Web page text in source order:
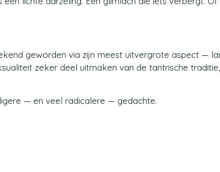
geworden via zijn meest uitvergrote aspect —
zeker deel uitmaken van de tantrische
— en veel radicalere — gedachte.